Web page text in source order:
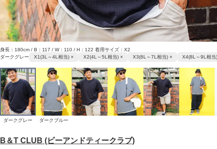
B＆T CLUB (ビーアンドティークラブ)
身長：180cm / B：117 / W：110 / H：122 着用サイズ：X2
ダークグレー
X1(3L～4L相当) × X2(4L～5L相当) × X3(6L～7L相当) × X4(8L～9L相当
ダークグレー ダークブルー